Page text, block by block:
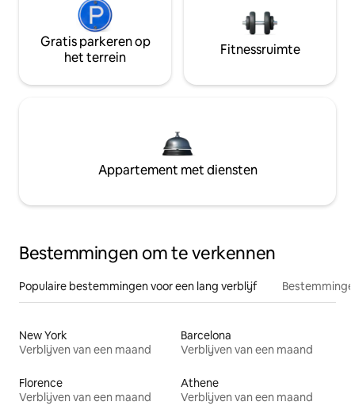
Gratis parkeren op
het terrein
Fitnessruimte
Appartement met diensten
Bestemmingen om te verkennen
Populaire bestemmingen voor een lang verblijf
New York
Verblijven van een maand
Barcelona
Verblijven van een maand
Florence
Verblijven van een maand
Athene
Verblijven van een maand